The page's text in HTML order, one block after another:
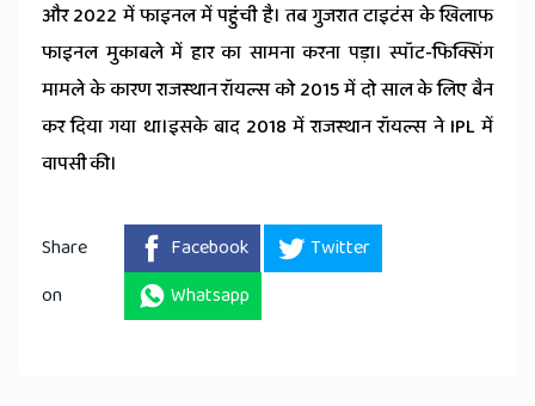
और 2022 में फाइनल में पहुंची है। तब गुजरात टाइटंस के खिलाफ
फाइनल मुकाबले में हार का सामना करना पड़ा। स्पॉट-फिक्सिंग
मामले के कारण राजस्थान रॉयल्स को 2015 में दो साल के लिए बैन
कर दिया गया था।इसके बाद 2018 में राजस्थान रॉयल्स ने IPL में
वापसी की।
Share
on
Facebook
Twitter
Whatsapp